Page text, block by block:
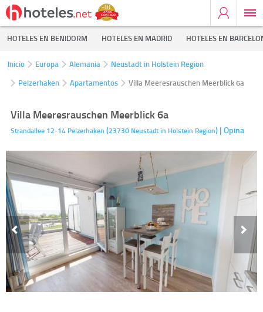
HOTELES EN BENIDORM HOTELES EN MADRID HOTELES EN
Inicio Europa Alemania
Neustadt in Holstein Region
Pelzerhaken
Apartamentos Villa Meeresrauschen Meerblick 6a
Villa Meeresrauschen Meerblick 6a
Strandallee 12-14 Pelzerhaken (23730 Neustadt in Holstein Region) | Opina